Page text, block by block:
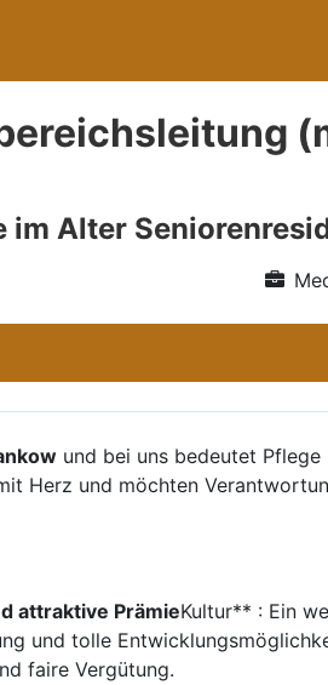
im Alter
und bei uns bedeutet
Herz und möchten
attraktive PrämieKultur** : Ein
und tolle
faire Vergütung.